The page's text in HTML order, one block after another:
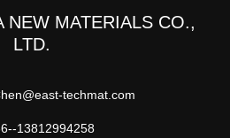
NEW MATERIALS CO.,
LTD.
techmat.com
13812994258